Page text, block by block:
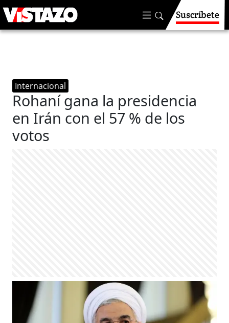
Suscríbete
Internacional
Rohaní gana la presidencia
en Irán con el 57 % de los
votos